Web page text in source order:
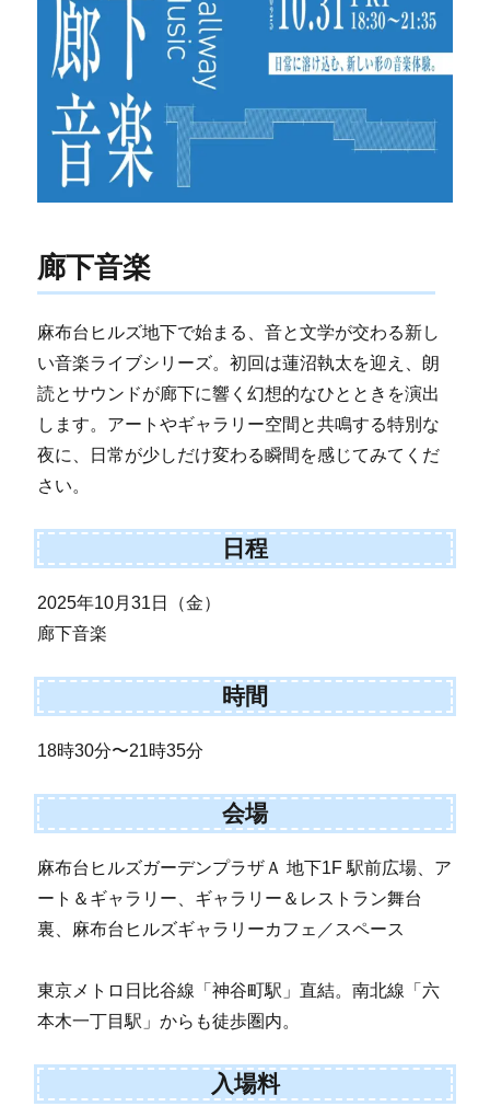
廊下音楽
麻布台ヒルズ地下で始まる、音と文学が交わる新し
い音楽ライブシリーズ。初回は蓮沼執太を迎え、朗
読とサウンドが廊下に響く幻想的なひとときを演出
します。アートやギャラリー空間と共鳴する特別な
夜に、日常が少しだけ変わる瞬間を感じてみてくだ
さい。
日程
2025年10月31日（金）
廊下音楽
時間
18時30分〜21時35分
会場
麻布台ヒルズガーデンプラザＡ 地下1F 駅前広場、ア
ート＆ギャラリー、ギャラリー＆レストラン舞台
裏、麻布台ヒルズギャラリーカフェ／スペース
東京メトロ日比谷線「神谷町駅」直結。南北線「六
本木一丁目駅」からも徒歩圏内。
入場料